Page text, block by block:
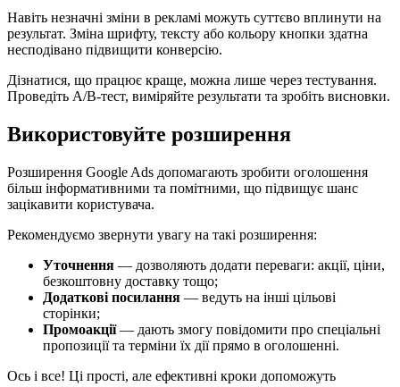
Навіть незначні зміни в рекламі можуть суттєво вплинути на
результат. Зміна шрифту, тексту або кольору кнопки здатна
несподівано підвищити конверсію.
Дізнатися, що працює краще, можна лише через тестування.
Проведіть A/B-тест, виміряйте результати та зробіть висновки.
Використовуйте розширення
Розширення Google Ads допомагають зробити оголошення
більш інформативними та помітними, що підвищує шанс
зацікавити користувача.
Рекомендуємо звернути увагу на такі розширення:
Уточнення — дозволяють додати переваги: акції, ціни,
безкоштовну доставку тощо;
Додаткові посилання — ведуть на інші цільові
сторінки;
Промоакції— дають змогу повідомити про спеціальні
пропозиції та терміни їх дії прямо в оголошенні.
Ось і все! Ці прості, але ефективні кроки допоможуть